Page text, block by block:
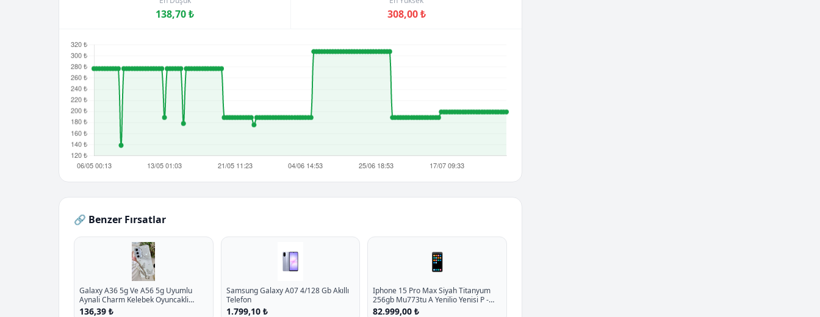
138,70 ₺ 308,00 ₺
🔗 Benzer Fırsatlar
Galaxy A36 5g Ve A56 5g Uyumlu
Aynali Charm Kelebek Oyuncakli
Esnek Silikon Kilif P - %10.9 İndirim
136,39 ₺
Samsung Galaxy A07 4/128 Gb Akıllı
Telefon
1.799,10 ₺
📱
Iphone 15 Pro Max Siyah Titanyum
256gb Mu773tu A Yenilio Yenisi P -
%12.6 İndirim
82.999,00 ₺